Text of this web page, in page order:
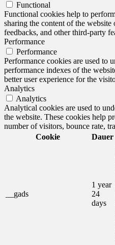
Functional
Functional cookies help to
sharing the content of the
feedbacks, and other third-party
Performance
Performance
Performance cookies are used to
performance indexes of the
better user experience for the
Analytics
Analytics
Analytical cookies are used to
the website. These cookies help
number of visitors, bounce rate,
Cookie
Dauer
__gads
1 year
24
days